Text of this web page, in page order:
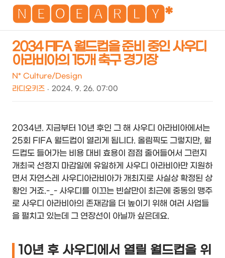
🅽🅴🅾🅴🅰🆁🅻🆈*
2034 FIFA 월드컵을 준비 중인 사우디
아라비아의 15개 축구 경기장
N* Culture/Design
라디오키즈
2024. 9. 26. 07:00
2034년. 지금부터 10년 후인 그 해 사우디 아라비아에서는
25회 FIFA 월드컵이 열리게 됩니다. 올림픽도 그렇지만, 월
드컵도 들어가는 비용 대비 효용이 점점 줄어들어서 그런지
개최국 선정지 마감일에 유일하게 사우디 아라비아만 지원하
면서 자연스레 사우디아라비아가 개최지로 사실상 확정된 상
황인 거죠.-_- 사우디를 이끄는 빈살만이 최근에 중동의 맹주
로 사우디 아라비아의 존재감을 더 높이기 위해 여러 사업들
을 펼치고 있는데 그 연장선이 아닐까 싶은데요.
10년 후 사우디에서 열릴 월드컵을 위